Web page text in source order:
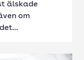
älskade
om